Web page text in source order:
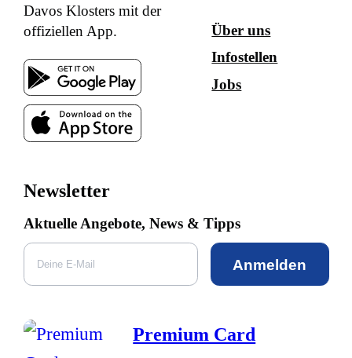
Davos Klosters mit der
offiziellen App.
Über uns
Infostellen
Jobs
Newsletter
Aktuelle Angebote, News & Tipps
Anmelden
Premium Card